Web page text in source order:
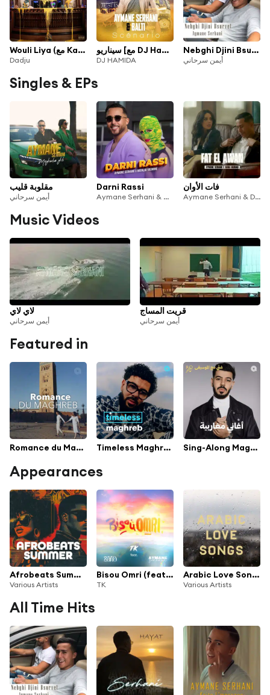
Wouli Liya (مع Kaly ،Soolking و Aymane Serhani)
Dadju
سيناريو [مع DJ Hamida]
DJ HAMIDA
Nebghi Djini Bsurvet
أيمن سرحاني
Singles & EPs
مقلوبة قليب
أيمن سرحاني
Darni Rassi
Aymane Serhani & Natalia Yasmine
فات الأوان
Aymane Serhani & Diana Haddad
Music Videos
لاي لاي
أيمن سرحاني
قريت المساج
أيمن سرحاني
Featured in
Romance du Maghreb Timeless Maghreb Sing-Along Maghreb Hits
Appearances
Afrobeats Summer
Various Artists
Bisou Omri (feat. Aymane Serhani & Zaho)
TK
Arabic Love Songs
Various Artists
All Time Hits